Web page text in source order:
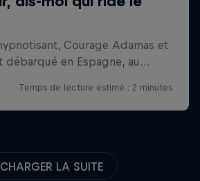
CHARGER LA SUITE